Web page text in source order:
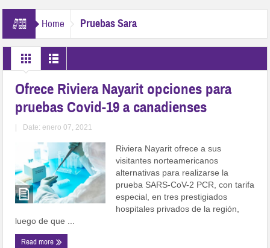
Home Pruebas Sara
Ofrece Riviera Nayarit opciones para
pruebas Covid-19 a canadienses
Date: enero 07, 2021
Riviera Nayarit ofrece a sus
visitantes norteamericanos
alternativas para realizarse la
prueba SARS-CoV-2 PCR, con tarifa
especial, en tres prestigiados
hospitales privados de la región,
luego de que ...
Read more